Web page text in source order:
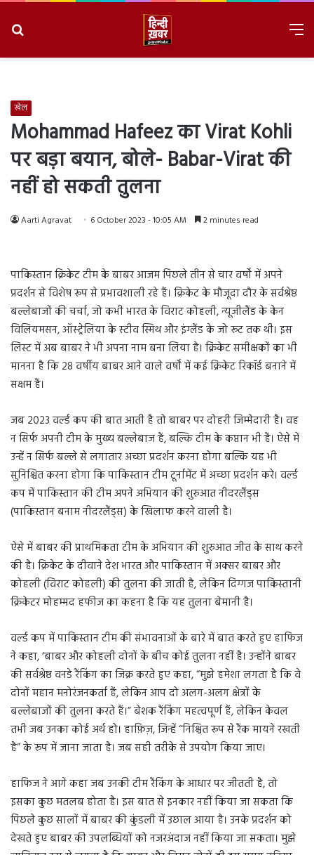
खेल
Mohammad Hafeez का Virat Kohli
पर बड़ा बयान, बोले- Babar-Virat की
नहीं हो सकती तुलना
Aarti Agravat 6 October 2023 - 10:05 AM 2 minutes read
पाकिस्तान क्रिकेट टीम के बाबर आजम पिछले तीन से चार वर्षों में अपने
प्रदर्शन से विशेष रूप से प्रभावशाली रहे हैं। क्रिकेट के मौजूदा दौर के सर्वश्रेष्ठ
बल्लेबाजों की चर्चा, जो कभी भारत के विराट कोहली, न्यूजीलैंड के केन
विलियमसन, ऑस्ट्रेलिया के स्टीव स्मिथ और इंग्लैंड के जो रूट तक थी। इस
लिस्ट में अब बाबर ने भी अपना नाम बना लिया है। क्रिकेट समीक्षकों का भी
मानना ​​है कि 28 वर्षीय बाबर आने वाले वर्षों में कई क्रिकेट रिकॉर्ड बनाने में
सक्षम हैं।
जब 2023 वर्ल्ड कप की बात आती है तो बाबर पर दोहरी जिम्मेदारी है। वह
न सिर्फ अपनी टीम के मुख्य बल्लेबाज हैं, बल्कि टीम के कप्तान भी हैं। ऐसे में
उन्हें न सिर्फ बल्ले से लगातार अच्छा प्रदर्शन करना होगा बल्कि यह भी
सुनिश्चित करना होगा कि पाकिस्तान टीम टूर्नामेंट में अच्छा प्रदर्शन करे। वर्ल्ड
कप में पाकिस्तान की टीम अपने अभियान की शुरुआत नीदरलैंड्स
(पाकिस्तान बनाम नीदरलैंड्स) के खिलाफ करने वाली है।
ऐसे में बाबर की प्राथमिकता टीम के अभियान की शुरुआत जीत के साथ करने
की है। क्रिकेट के दीवाने देश भारत और पाकिस्तान में अक्सर बाबर और
कोहली (विराट कोहली) की तुलना की जाती है, लेकिन दिग्गज पाकिस्तानी
क्रिकेटर मोहम्मद हफीज का कहना है कि यह तुलना बेमानी है।
वर्ल्ड कप में पाकिस्तान टीम की संभावनाओं के बारे में बात करते हुए हाफिज
ने कहा, ‘बाबर और कोहली दोनों के बीच कोई तुलना नहीं है। उन्होंने बाबर
की सर्वश्रेष्ठ वनडे रैंकिंग का जिक्र करते हुए कहा, “मुझे हमेशा लगता है कि वे
दोनों महान मनोरंजनकर्ता हैं, लेकिन आप दो अलग-अलग क्षेत्रों के
बल्लेबाजों की तुलना करते हैं।” बेशक रैंकिंग महत्वपूर्ण हैं, लेकिन केवल
तभी जब उनका कोई अर्थ हो। हाफ़िज़, जिन्हें “निश्चित रूप से रैंक मायने रखती
है” के रूप में जाना जाता है। जब सही तरीके से उपयोग किया जाए।
हाफिज ने आगे कहा जब उनकी टीम रैंकिंग के आधार पर जीतती है, तो
इसका कुछ मतलब होता है। इस बात से इनकार नहीं किया जा सकता कि
पिछले कुछ सालों में बाबर की कुंडली में उछाल आया है। उनके प्रदर्शन को
देखते हुए बाबर की उपलब्धियों को नजरअंदाज नहीं किया जा सकता। मुझे